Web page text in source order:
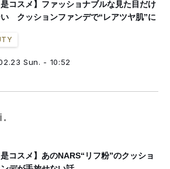
是コスメ】ファッショナブルな見た目だけ
い クッションファンデで“レアツヤ肌”に
Sun. - 10:52
是コスメ】あのNARS“リフ粉”のクッショ